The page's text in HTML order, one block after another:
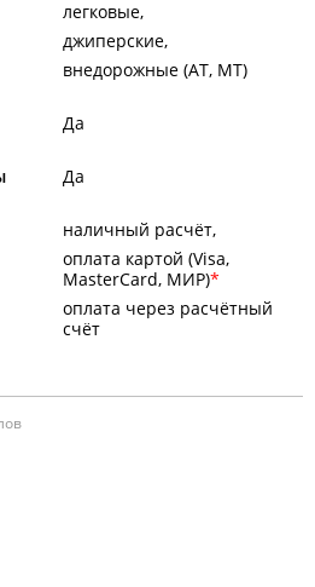
легковые
джиперские
внедорожные (AT, MT)
Да
Да
наличный расчёт
оплата картой (Visa,
MasterCard, МИР)
оплата через расчётный
счёт